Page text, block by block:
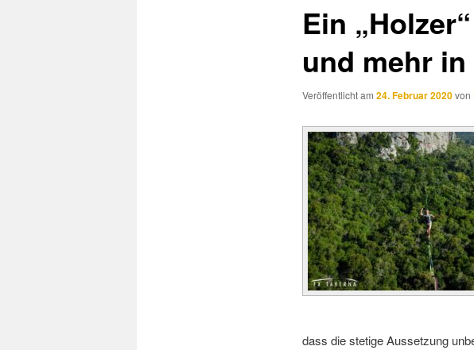
Ein
und mehr
Veröffentlicht am 24. Februar 2020von
dass die stetige Aussetzung